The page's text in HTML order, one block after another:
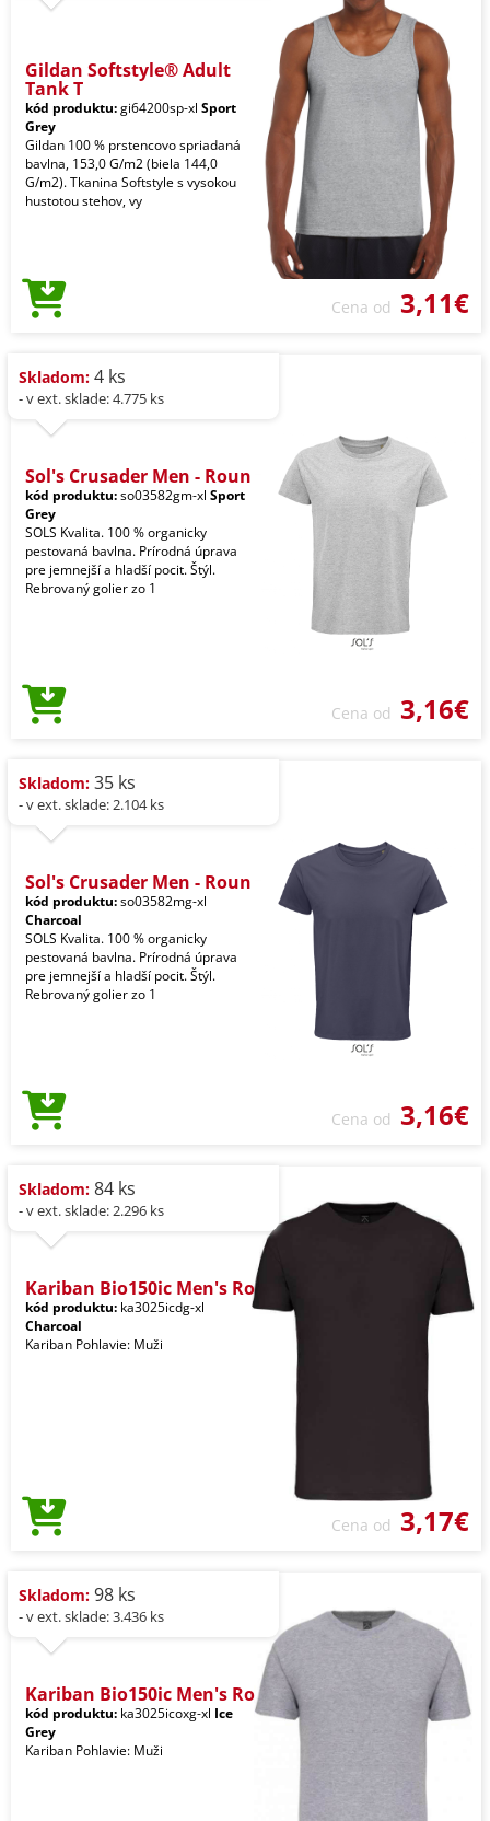
Gildan Softstyle® Adult
Tank T
kód produktu:gi64200sp-xl Sport
Grey
Gildan 100 % prstencovo spriadaná
bavlna, 153,0 G/m2 (biela 144,0
G/m2). Tkanina Softstyle s vysokou
hustotou stehov, vy
Cena od 3,11€
Skladom: 4 ks
- v ext. sklade: 4.775 ks
Sol's Crusader Men - Roun
kód produktu:so03582gm-xl Sport
Grey
SOLS Kvalita. 100 % organicky
pestovaná bavlna. Prírodná úprava
pre jemnejší a hladší pocit. Štýl.
Rebrovaný golier zo 1
Cena od 3,16€
Skladom: 35 ks
- v ext. sklade: 2.104 ks
Sol's Crusader Men - Roun
kód produktu:so03582mg-xl
Charcoal
SOLS Kvalita. 100 % organicky
pestovaná bavlna. Prírodná úprava
pre jemnejší a hladší pocit. Štýl.
Rebrovaný golier zo 1
Cena od 3,16€
Skladom: 84 ks
- v ext. sklade: 2.296 ks
Kariban Bio150ic Men's Ro
kód produktu: ka3025icdg-xl
Charcoal
Kariban Pohlavie: Muži
Cena od 3,17€
Skladom: 98 ks
- v ext. sklade: 3.436 ks
Kariban Bio150ic Men's Ro
kód produktu: ka3025icoxg-xl Ice
Grey
Kariban Pohlavie: Muži